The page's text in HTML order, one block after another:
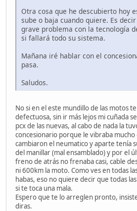
Otra cosa que he descubierto hoy
sube o baja cuando quiere. Es
grave problema con la tecnología
si fallará todo su sistema.
Mañana iré hablar con el
pasa.
Saludos.
No si en el este mundillo de las motos
defectuosa, sin ir más lejos mi cuñada
pcx de las nuevas, al cabo de nada la
concesionario porque le vibraba mucho
cambiaron el neumatico y aparte tenía
del manillar (mal ensamblado) y por el
freno de atrás no frenaba casi, cable
ni 600km la moto. Como ves en todas
habas, eso no quiere decir que todas
si te toca una mala.
Espero que te lo arreglen pronto,
diras.